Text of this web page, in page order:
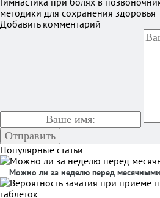
методики для сохранения здоровья
Добавить комментарий
Популярные статьи
Можно ли за неделю перед